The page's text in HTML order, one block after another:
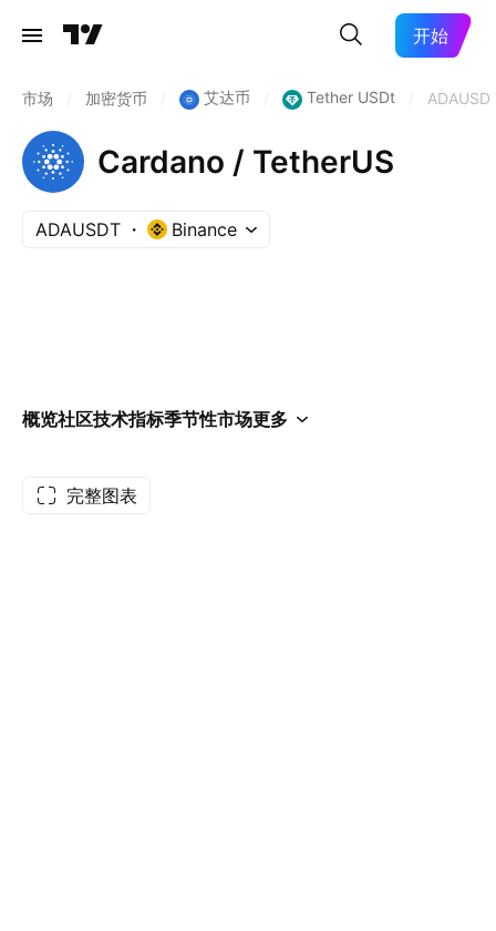
开始
市场 加密货币 艾达币 Tether USDt
Cardano / TetherUS
ADAUSDT Binance
概览社区技术指标季节性市场更多
完整图表